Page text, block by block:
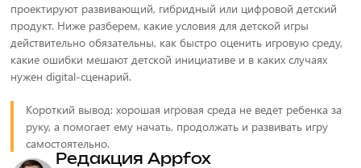
проектируют развивающий, гибридный или цифровой детский
продукт. Ниже разберем, какие условия для детской игры
действительно обязательны, как быстро оценить игровую среду,
какие ошибки мешают детской инициативе и в каких случаях
нужен digital-сценарий.
Короткий вывод: хорошая игровая среда не ведет ребенка за
руку, а помогает ему начать, продолжать и развивать игру
самостоятельно.
Редакция Appfox